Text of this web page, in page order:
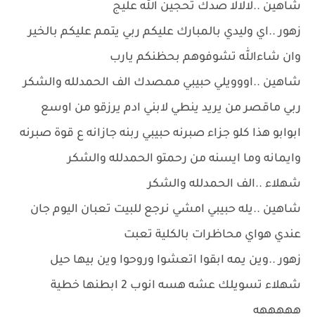
شاهين ..لالالا صدك تحجين الله عليج
زهور ..اي وليدي بالمبارك عليكم ربي يتمم عليكم بالخير
وان شاءالله تشوفوهم بحظنكم يارب
شاهين ..اووويلي حبيبي ممصدك الف الحمدلله والشكر
ربي ماقصر من يريد ينطي لابني ادم يرزقو من اوسع
ابوابو هذا كلو جزاء صبرنه حبيبي ربنه جازانه ع قوة صبرنه
وايمانه وما ايسنه من رحمتو الحمدلله والشكر
شهلاء ..الف الحمدلله والشكر
شاهين ..يله حبيبي امشي نرجع للبيت تعبان اليوم جان
عندي هواي محاظرات بالكلية تعبت
زهور ..وين يمه ابقوا اتعشوا وروحوا وين بيها حيل
شهلاء تسويلك عشه هسه انوب 2 ابطنها خطية
هههههه